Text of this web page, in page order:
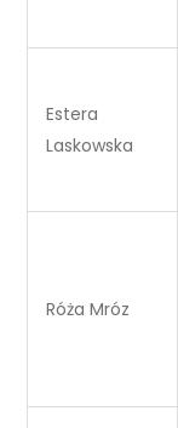
Estera
Laskowska
Róża Mróz